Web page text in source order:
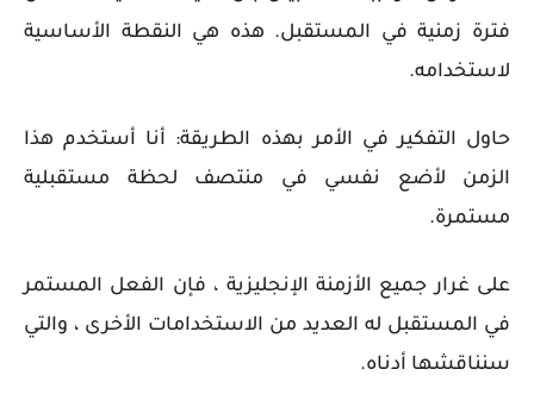
فترة زمنية في المستقبل. هذه هي النقطة الأساسية
لاستخدامه.
حاول التفكير في الأمر بهذه الطريقة: أنا أستخدم هذا
الزمن لأضع نفسي في منتصف لحظة مستقبلية
مستمرة.
على غرار جميع الأزمنة الإنجليزية ، فإن الفعل المستمر
في المستقبل له العديد من الاستخدامات الأخرى ، والتي
سنناقشها أدناه.